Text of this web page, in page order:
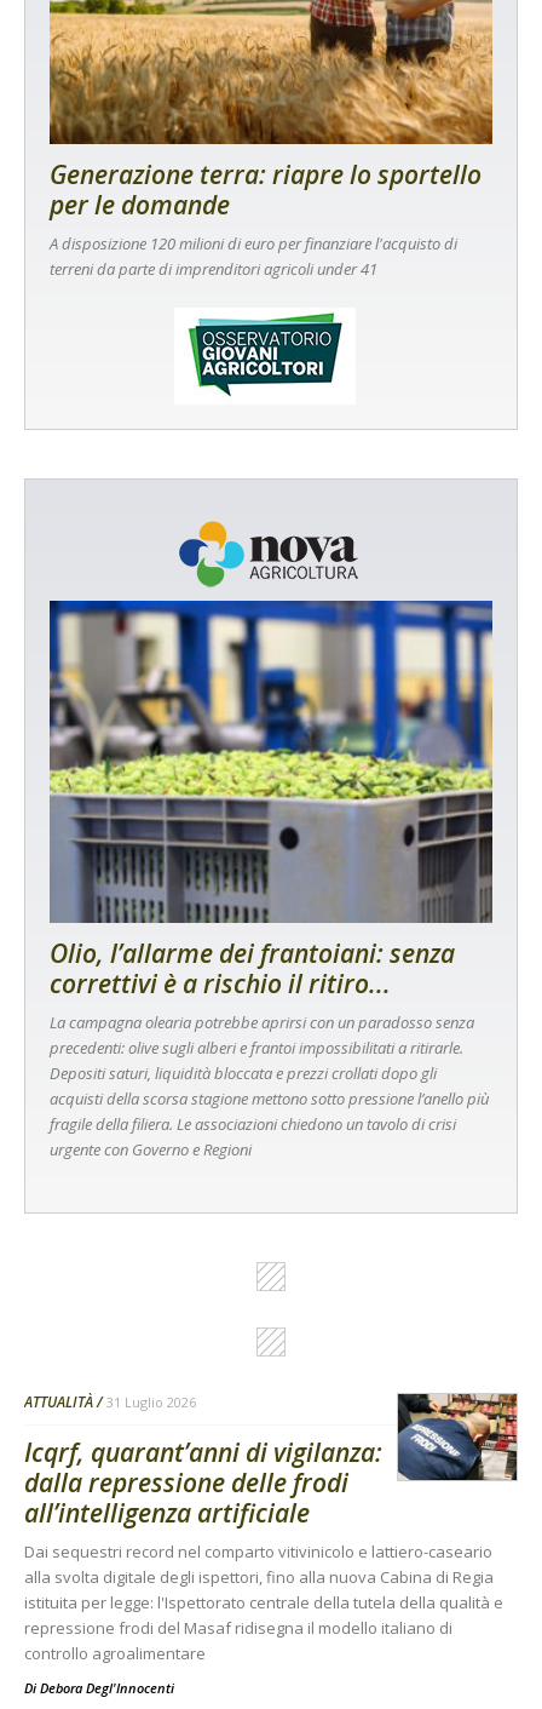
Generazione terra: riapre lo sportello
per le domande
A disposizione 120 milioni di euro per finanziare l'acquisto di
terreni da parte di imprenditori agricoli under 41
Olio, l’allarme dei frantoiani: senza
correttivi è a rischio il ritiro...
La campagna olearia potrebbe aprirsi con un paradosso senza
precedenti: olive sugli alberi e frantoi impossibilitati a ritirarle.
Depositi saturi, liquidità bloccata e prezzi crollati dopo gli
acquisti della scorsa stagione mettono sotto pressione l’anello più
fragile della filiera. Le associazioni chiedono un tavolo di crisi
urgente con Governo e Regioni
ATTUALITÀ 31 Luglio 2026
Icqrf, quarant’anni di vigilanza:
dalla repressione delle frodi
all’intelligenza artificiale
Dai sequestri record nel comparto vitivinicolo e lattiero-caseario
alla svolta digitale degli ispettori, fino alla nuova Cabina di Regia
istituita per legge: l'Ispettorato centrale della tutela della qualità e
repressione frodi del Masaf ridisegna il modello italiano di
controllo agroalimentare
Di Debora Degl'Innocenti